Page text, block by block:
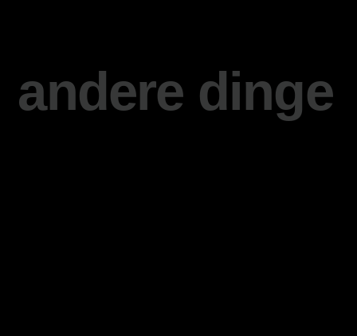
andere dinge